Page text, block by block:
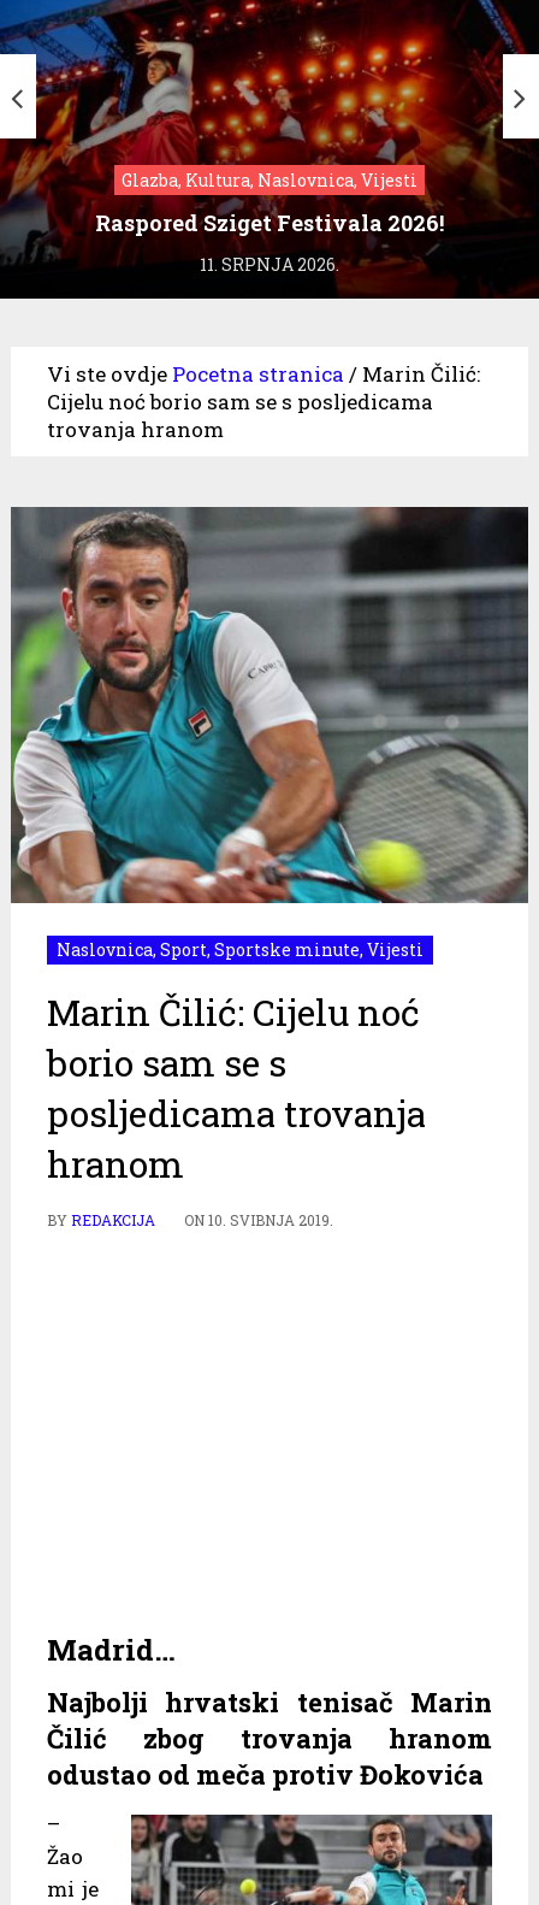
Glazba, Kultura, Naslovnica, Vijesti
Raspored Sziget Festivala 2026!
11. SRPNJA 2026.
Vi ste ovdje Pocetna stranica / Marin Čilić:
Cijelu noć borio sam se s posljedicama
trovanja hranom
Naslovnica, Sport, Sportske minute, Vijesti
Marin Čilić: Cijelu noć
borio sam se s
posljedicama trovanja
hranom
BYREDAKCIJA ON10. SVIBNJA 2019.
Madrid…
Najbolji hrvatski tenisač Marin
Čilić zbog trovanja hranom
odustao od meča protiv Đokovića
–
Žao
mi je